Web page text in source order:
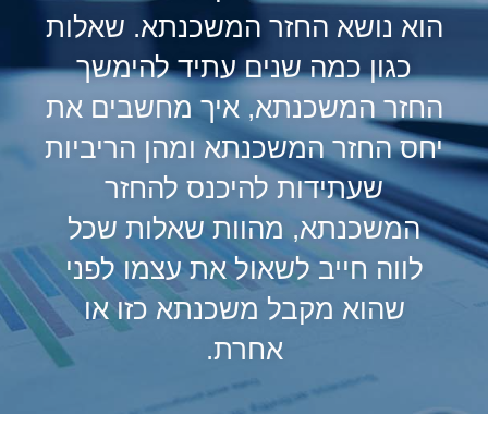
הוא נושא החזר המשכנתא. שאלות
כגון כמה שנים עתיד להימשך
החזר המשכנתא, איך מחשבים את
יחס החזר המשכנתא ומהן הריביות
שעתידות להיכנס להחזר
המשכנתא, מהוות שאלות שכל
לווה חייב לשאול את עצמו לפני
שהוא מקבל משכנתא כזו או
אחרת.